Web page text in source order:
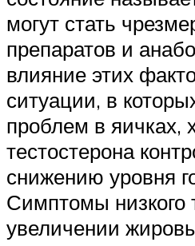
могут стать
препаратов и
влияние этих
ситуации, в
проблем в яичках,
тестостерона
снижению уровня
Симптомы низкого
увеличении